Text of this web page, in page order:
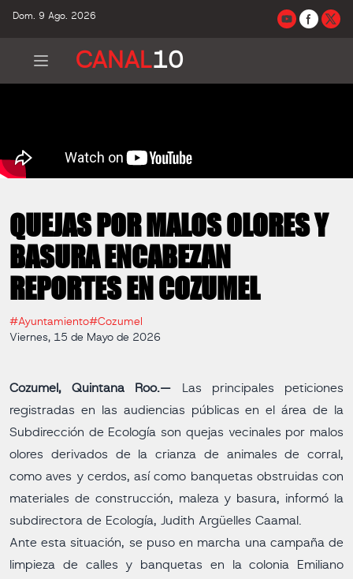
Dom. 9 Ago. 2026
CANAL10
QUEJAS POR MALOS OLORES Y
BASURA ENCABEZAN
REPORTES EN COZUMEL
#Ayuntamiento#Cozumel
Viernes, 15 de Mayo de 2026
Cozumel, Quintana Roo.—
Las principales peticiones
registradas en las audiencias públicas en el área de la
Subdirección de Ecología son quejas vecinales por malos
olores derivados de la crianza de animales de corral,
como aves y cerdos, así como banquetas obstruidas con
materiales de construcción, maleza y basura, informó la
subdirectora de Ecología, Judith Argüelles Caamal.
Ante esta situación, se puso en marcha una campaña de
limpieza de calles y banquetas en la colonia Emiliano